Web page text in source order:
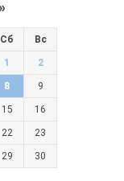
Сб Вс
1 2
8 9
15 16
22 23
29 30